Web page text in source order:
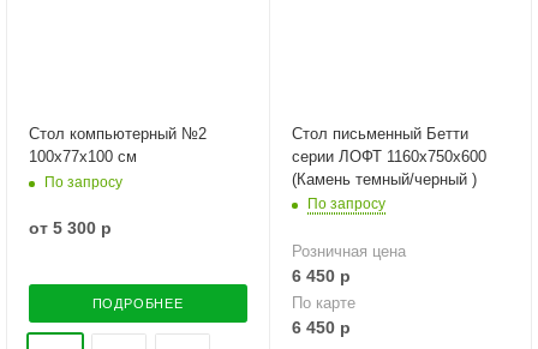
Стол компьютерный №2
100х77х100 см
По запросу
от 5 300 р
ПОДРОБНЕЕ
Стол письменный Бетти
серии ЛОФТ 1160х750х600
(Камень темный/черный )
По запросу
Розничная цена
6 450р
По карте
6 450р